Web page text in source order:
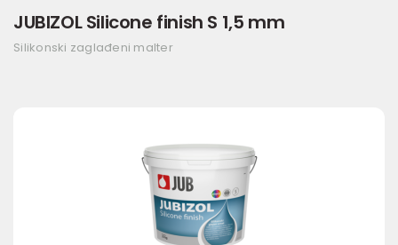
JUBIZOL Silicone finish S 1,5 mm
Silikonski zaglađeni malter